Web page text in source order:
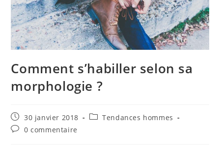
Comment s’habiller selon sa
morphologie ?
Publication
publiée :
30 janvier 2018
PostTendances hommes
Commentaires
0 commentaire